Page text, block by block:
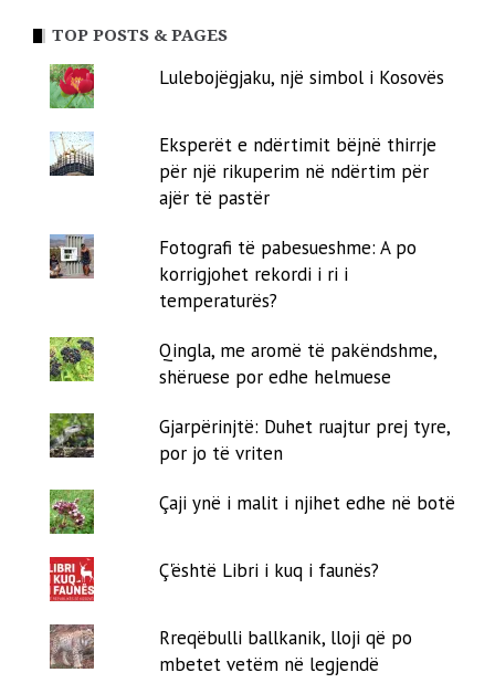
TOP POSTS & PAGES
Lulebojëgjaku, një simbol i Kosovës
Eksperët e ndërtimit bëjnë thirrje
për një rikuperim në ndërtim për
ajër të pastër
Fotografi të pabesueshme: A po
korrigjohet rekordi i ri i
temperaturës?
Qingla, me aromë të pakëndshme,
shëruese por edhe helmuese
Gjarpërinjtë: Duhet ruajtur prej tyre,
por jo të vriten
Çaji ynë i malit i njihet edhe në botë
Ç'është Libri i kuq i faunës?
Rreqëbulli ballkanik, lloji që po
mbetet vetëm në legjendë